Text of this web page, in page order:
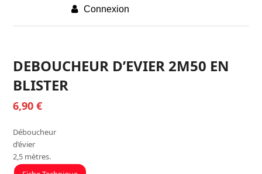
Connexion
DEBOUCHEUR D’EVIER 2M50 EN
BLISTER
6,90€
Déboucheur
d’évier
2,5 mètres.